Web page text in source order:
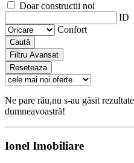
Doar constructii noi
ID
Confort
Caută
Filtru Avansat
Reseteaza
Ne pare rău,nu s-au găsit
dumneavoastră!
Ionel Imobiliare